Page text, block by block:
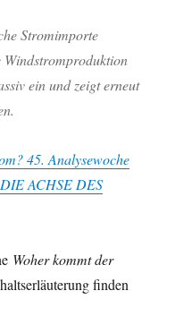
Stromimporte
ein und zeigt erneut
45. Analysewoche
ACHSE DES
Woher kommt der
finden